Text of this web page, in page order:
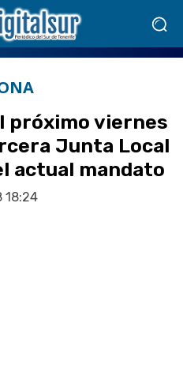
próximo viernes
Junta Local
actual mandato
18:24